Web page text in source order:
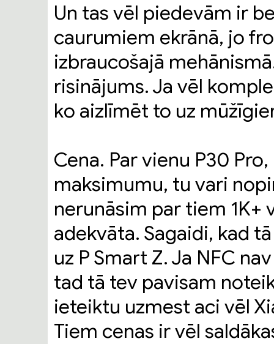
Un tas vēl piedevām ir
caurumiem ekrānā, jo
izbraucošajā
risinājums. Ja vēl
ko aizlīmēt to uz
Cena. Par vienu P30
maksimumu, tu vari
nerunāsim par tiem 1K+
adekvāta. Sagaidi, kad
uz P Smart Z. Ja NFC
tad tā tev pavisam
ieteiktu uzmest aci vēl
Tiem cenas ir vēl